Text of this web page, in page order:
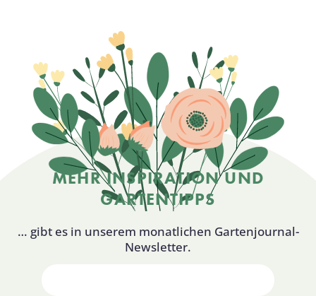
MEHR INSPIRATION UND
GARTENTIPPS
… gibt es in unserem monatlichen Gartenjournal-
Newsletter.